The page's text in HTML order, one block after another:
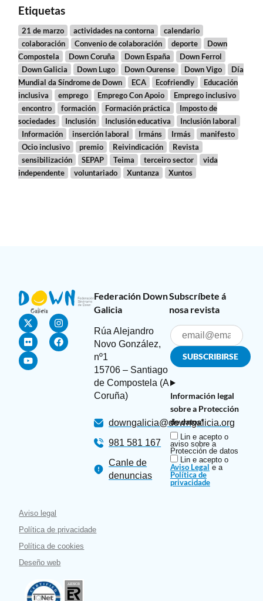
Etiquetas
21 de marzo actividades na contorna
calendario
colaboración
Convenio de colaboración deporte
Down
Compostela
Down Coruña Down España
Down Ferrol
Down Galicia
Down Lugo Down Ourense Down Vigo
Día
Mundial da Síndrome de Down
ECA Ecofriendly
Educación
inclusiva
emprego Emprego Con Apoio
Emprego inclusivo
encontro
formación Formación práctica
Imposto de
sociedades
Inclusión Inclusión educativa
Inclusión laboral
Información
inserción laboral Irmáns Irmás
manifesto
Ocio inclusivo
premio Reivindicación
Revista
sensibilización
SEPAP Teima terceiro sector
vida
independente
voluntariado Xuntanza Xuntos
Federación Down
Galicia
Rúa Alejandro
Novo González,
nº1
15706 – Santiago
de Compostela (A
Coruña)
downgalicia@downgalicia.org
981 581 167
Canle de
denuncias
Subscríbete á
nosa revista
Información legal
sobre a Protección
de datos*
Lin e acepto o
aviso sobre a
Protección de datos
Lin e acepto o
Aviso Legal e a
Política de
privacidade
Aviso legal
Política de privacidade
Política de cookies
Deseño web